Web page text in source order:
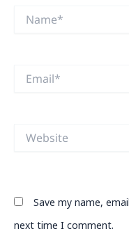
Name*
Email*
Website
Save my name,
next time I comment.